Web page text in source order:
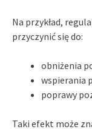
Na przykład,
przyczynić się do:
obniżenia
wspierania
poprawy
Taki efekt może